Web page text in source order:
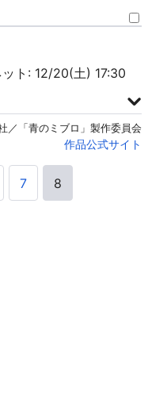
ット: 12/20(土) 17:30
／「青のミブロ」製作委員会
作品公式サイト
7 8